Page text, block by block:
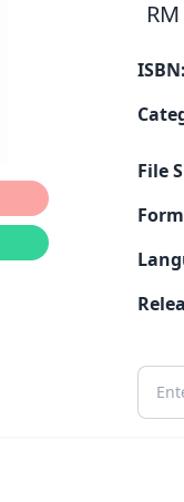
ISBN:
File